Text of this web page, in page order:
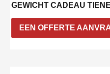
GEWICHT CADEAU
EEN OFFERTE